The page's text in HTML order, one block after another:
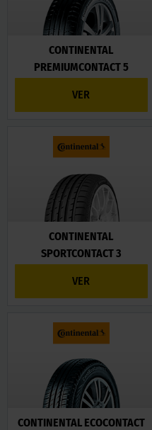
CONTINENTAL
PREMIUMCONTACT 5
VER
CONTINENTAL
SPORTCONTACT 3
VER
CONTINENTAL ECOCONTACT